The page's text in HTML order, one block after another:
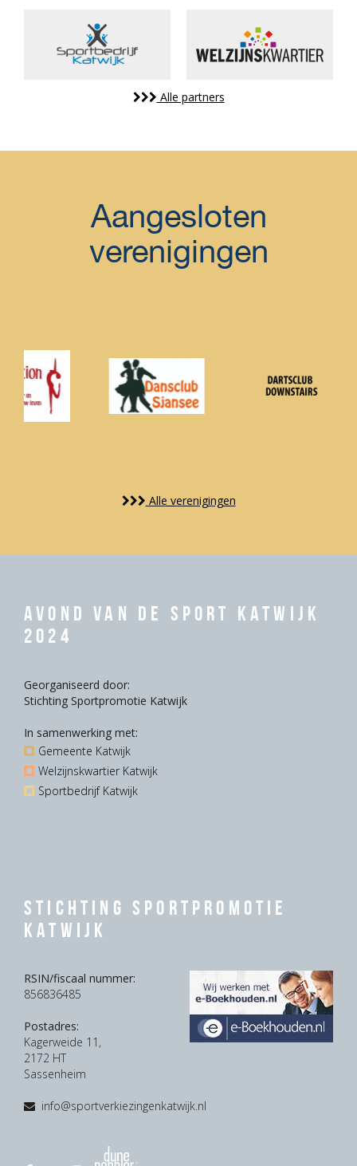
Alle partners
Aangesloten
verenigingen
Alle verenigingen
Avond van de Sport Katwijk
2024
Georganiseerd door:
Stichting Sportpromotie Katwijk
In samenwerking met:
Gemeente Katwijk
Welzijnskwartier Katwijk
Sportbedrijf Katwijk
Stichting Sportpromotie
Katwijk
RSIN/fiscaal nummer:
856836485
Postadres:
Kagerweide 11,
2172 HT
Sassenheim
info@sportverkiezingenkatwijk.nl